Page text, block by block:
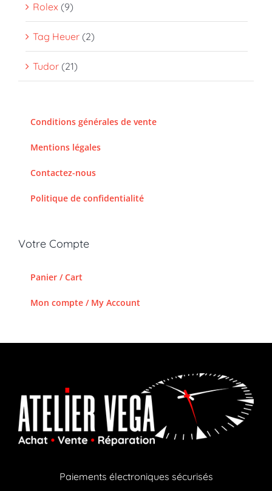
Rolex (9)
Tag Heuer (2)
Tudor (21)
Conditions générales de vente
Mentions légales
Contactez-nous
Politique de confidentialité
Votre Compte
Panier / Cart
Mon compte / My Account
Paiements électroniques sécurisés